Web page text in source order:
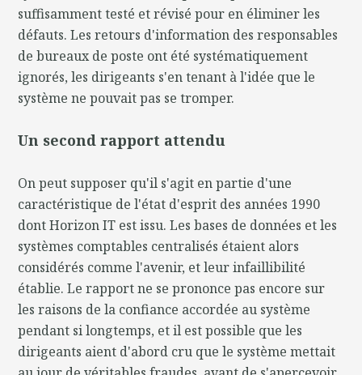
suffisamment testé et révisé pour en éliminer les
défauts. Les retours d'information des responsables
de bureaux de poste ont été systématiquement
ignorés, les dirigeants s'en tenant à l'idée que le
système ne pouvait pas se tromper.
Un second rapport attendu
On peut supposer qu'il s'agit en partie d'une
caractéristique de l'état d'esprit des années 1990
dont Horizon IT est issu. Les bases de données et les
systèmes comptables centralisés étaient alors
considérés comme l'avenir, et leur infaillibilité
établie. Le rapport ne se prononce pas encore sur
les raisons de la confiance accordée au système
pendant si longtemps, et il est possible que les
dirigeants aient d'abord cru que le système mettait